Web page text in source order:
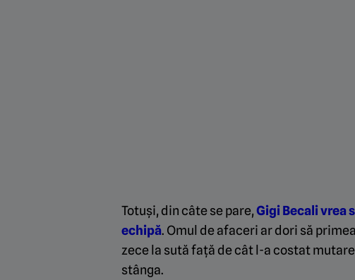
Totuși, din câte se pare,Gigi Becali vrea
echipă. Omul de afaceri ar dori să
zece la sută față de cât l-a costat
stânga.